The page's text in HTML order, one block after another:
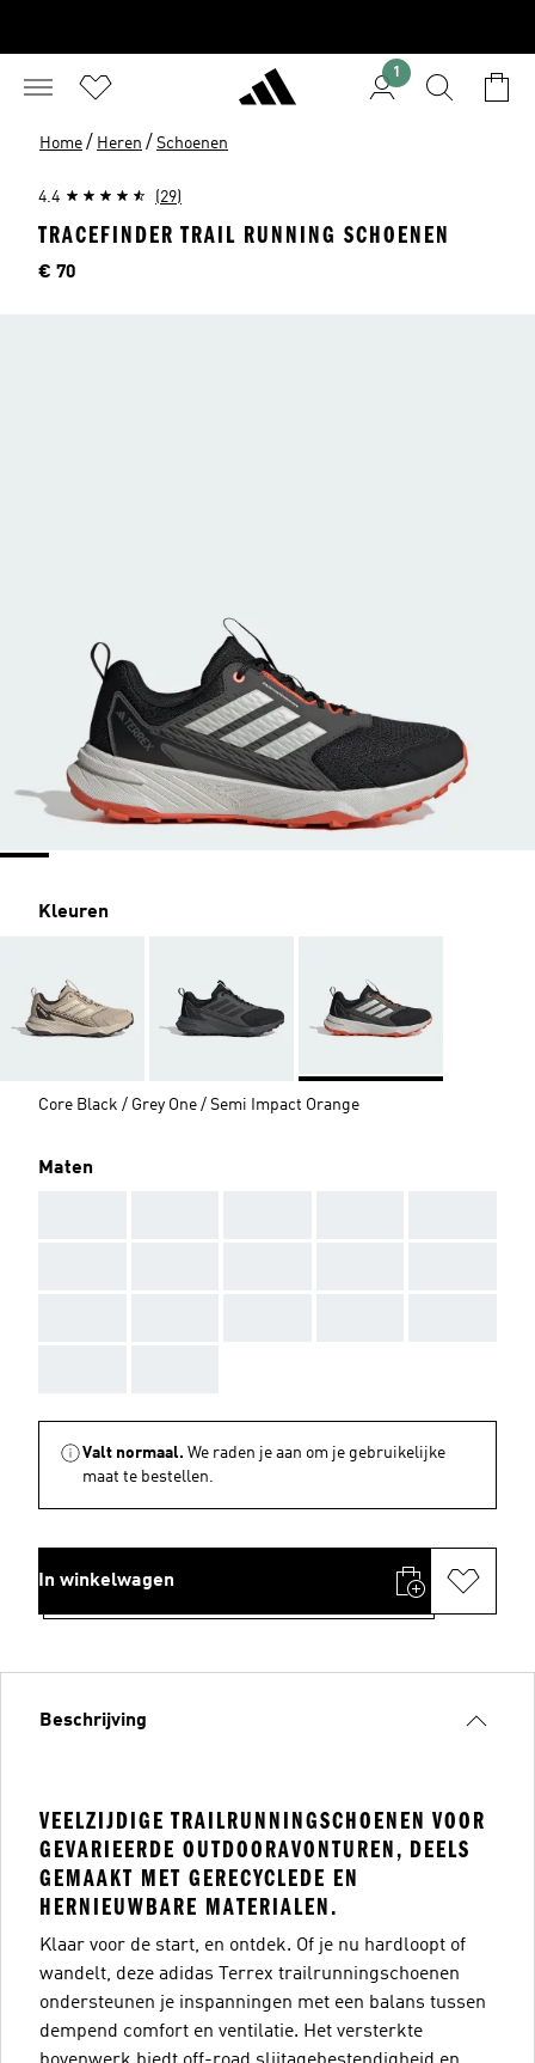
1
Home / Heren / Schoenen
4.4 (29)
TRACEFINDER TRAIL RUNNING SCHOENEN
Price
€ 70
Kleuren
Core Black / Grey One / Semi Impact Orange
Maten
Valt normaal. We raden je aan om je gebruikelijke
maat te bestellen.
In winkelwagen
Beschrijving
VEELZIJDIGE TRAILRUNNINGSCHOENEN VOOR
GEVARIEERDE OUTDOORAVONTUREN, DEELS
GEMAAKT MET GERECYCLEDE EN
HERNIEUWBARE MATERIALEN.
Klaar voor de start, en ontdek. Of je nu hardloopt of
wandelt, deze adidas Terrex trailrunningschoenen
ondersteunen je inspanningen met een balans tussen
dempend comfort en ventilatie. Het versterkte